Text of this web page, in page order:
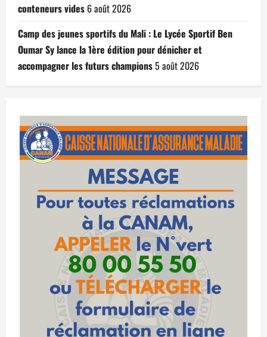
conteneurs vides 6 août 2026
Camp des jeunes sportifs du Mali : Le Lycée Sportif Ben
Oumar Sy lance la 1ère édition pour dénicher et
accompagner les futurs champions5 août 2026